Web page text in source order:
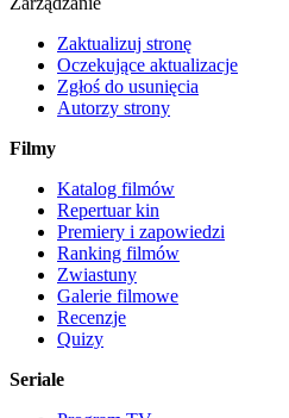
Zaktualizuj stronę
Oczekujące aktualizacje
Zgłoś do usunięcia
Autorzy strony
Filmy
Katalog filmów
Repertuar kin
Premiery i zapowiedzi
Ranking filmów
Zwiastuny
Galerie filmowe
Recenzje
Quizy
Seriale